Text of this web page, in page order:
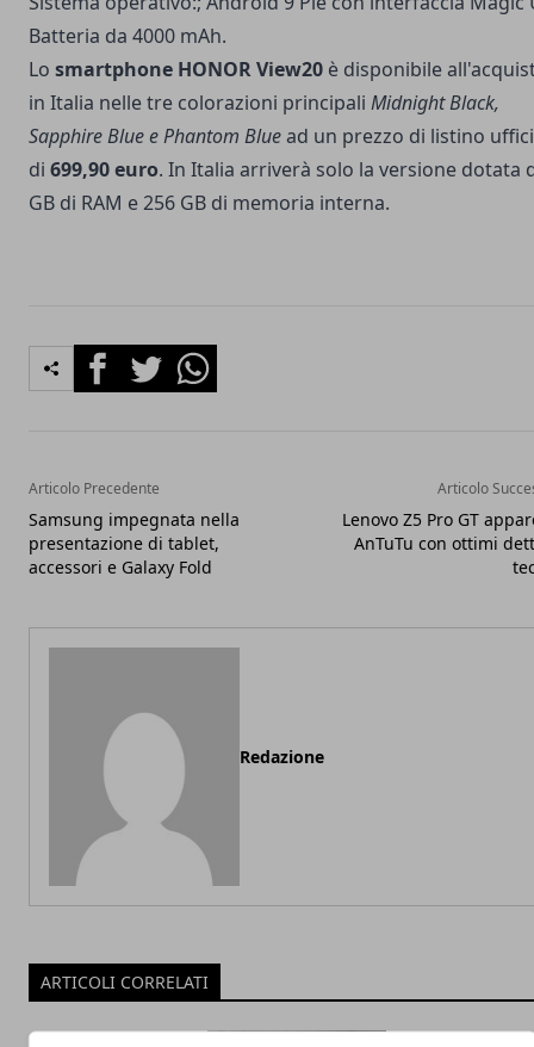
Batteria da 4000 mAh.
Lo smartphone HONOR View20 è disponibile
in Italia nelle tre colorazioni principali Midnight Black,
Sapphire Blue e Phantom Bluead un prezzo di listino
di 699,90 euro. In Italia arriverà solo la versione dotata
GB di RAM e 256 GB di memoria interna.
FacebookTwitterWhatsapp
Articolo Precedente
Samsung impegnata nella
presentazione di tablet,
accessori e Galaxy Fold
Articolo
Lenovo Z5 Pro GT
AnTuTu con ottimi
Redazione
ARTICOLI CORRELATI